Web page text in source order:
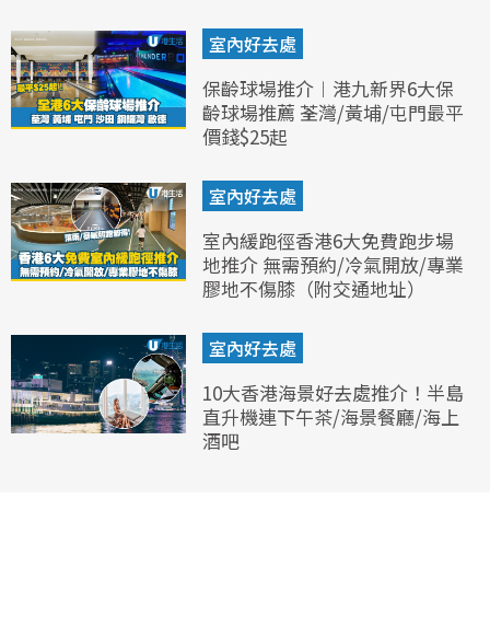
室內好去處
保齡球場推介︱港九新界6大保
齡球場推薦 荃灣/黃埔/屯門最平
價錢$25起
室內好去處
室內緩跑徑香港6大免費跑步場
地推介 無需預約/冷氣開放/專業
膠地不傷膝（附交通地址）
室內好去處
10大香港海景好去處推介！半島
直升機連下午茶/海景餐廳/海上
酒吧